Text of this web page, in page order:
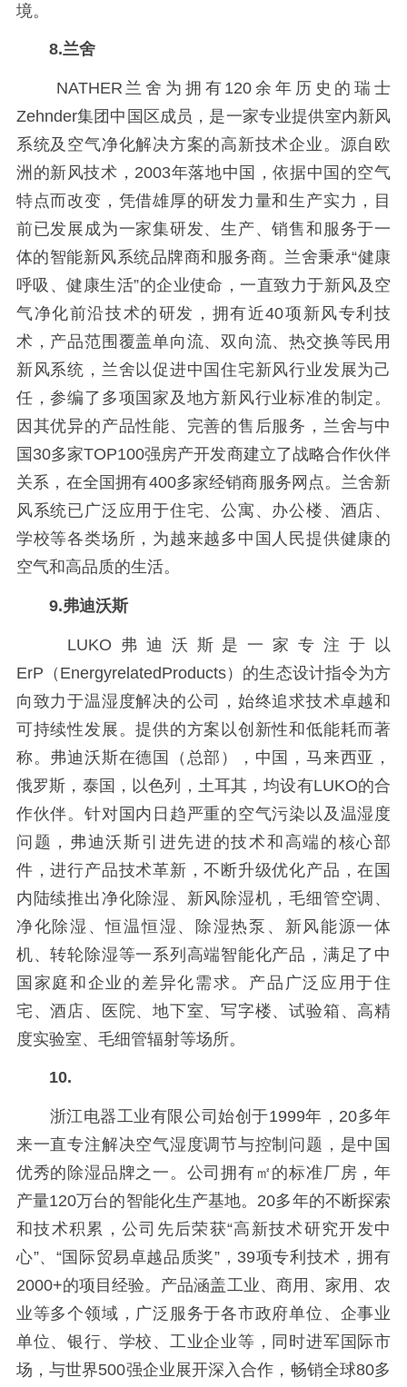
境。
8.兰舍
NATHER兰舍为拥有120余年历史的瑞士
Zehnder集团中国区成员，是一家专业提供室内新风
系统及空气净化解决方案的高新技术企业。源自欧
洲的新风技术，2003年落地中国，依据中国的空气
特点而改变，凭借雄厚的研发力量和生产实力，目
前已发展成为一家集研发、生产、销售和服务于一
体的智能新风系统品牌商和服务商。兰舍秉承“健康
呼吸、健康生活”的企业使命，一直致力于新风及空
气净化前沿技术的研发，拥有近40项新风专利技
术，产品范围覆盖单向流、双向流、热交换等民用
新风系统，兰舍以促进中国住宅新风行业发展为己
任，参编了多项国家及地方新风行业标准的制定。
因其优异的产品性能、完善的售后服务，兰舍与中
国30多家TOP100强房产开发商建立了战略合作伙伴
关系，在全国拥有400多家经销商服务网点。兰舍新
风系统已广泛应用于住宅、公寓、办公楼、酒店、
学校等各类场所，为越来越多中国人民提供健康的
空气和高品质的生活。
9.弗迪沃斯
LUKO弗迪沃斯是一家专注于以
ErP（EnergyrelatedProducts）的生态设计指令为方
向致力于温湿度解决的公司，始终追求技术卓越和
可持续性发展。提供的方案以创新性和低能耗而著
称。弗迪沃斯在德国（总部），中国，马来西亚，
俄罗斯，泰国，以色列，土耳其，均设有LUKO的合
作伙伴。针对国内日趋严重的空气污染以及温湿度
问题，弗迪沃斯引进先进的技术和高端的核心部
件，进行产品技术革新，不断升级优化产品，在国
内陆续推出净化除湿、新风除湿机，毛细管空调、
净化除湿、恒温恒湿、除湿热泵、新风能源一体
机、转轮除湿等一系列高端智能化产品，满足了中
国家庭和企业的差异化需求。产品广泛应用于住
宅、酒店、医院、地下室、写字楼、试验箱、高精
度实验室、毛细管辐射等场所。
10.
浙江电器工业有限公司始创于1999年，20多年
来一直专注解决空气湿度调节与控制问题，是中国
优秀的除湿品牌之一。公司拥有㎡的标准厂房，年
产量120万台的智能化生产基地。20多年的不断探索
和技术积累，公司先后荣获“高新技术研究开发中
心”、“国际贸易卓越品质奖”，39项专利技术，拥有
2000+的项目经验。产品涵盖工业、商用、家用、农
业等多个领域，广泛服务于各市政府单位、企事业
单位、银行、学校、工业企业等，同时进军国际市
场，与世界500强企业展开深入合作，畅销全球80多